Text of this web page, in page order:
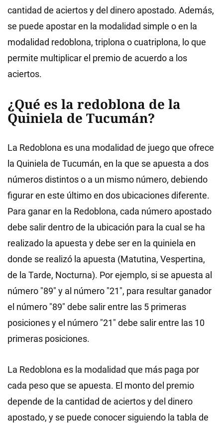
cantidad de aciertos y del dinero apostado. Además,
se puede apostar en la modalidad simple o en la
modalidad redoblona, triplona o cuatriplona, lo que
permite multiplicar el premio de acuerdo a los
aciertos.
¿Qué es la redoblona de la
Quiniela de Tucumán?
La Redoblona es una modalidad de juego que ofrece
la Quiniela de Tucumán, en la que se apuesta a dos
números distintos o a un mismo número, debiendo
figurar en este último en dos ubicaciones diferente.
Para ganar en la Redoblona, cada número apostado
debe salir dentro de la ubicación para la cual se ha
realizado la apuesta y debe ser en la quiniela en
donde se realizó la apuesta (Matutina, Vespertina,
de la Tarde, Nocturna). Por ejemplo, si se apuesta al
número "89" y al número "21", para resultar ganador
el número "89" debe salir entre las 5 primeras
posiciones y el número "21" debe salir entre las 10
primeras posiciones.
La Redoblona es la modalidad que más paga por
cada peso que se apuesta. El monto del premio
depende de la cantidad de aciertos y del dinero
apostado, y se puede conocer siguiendo la tabla de